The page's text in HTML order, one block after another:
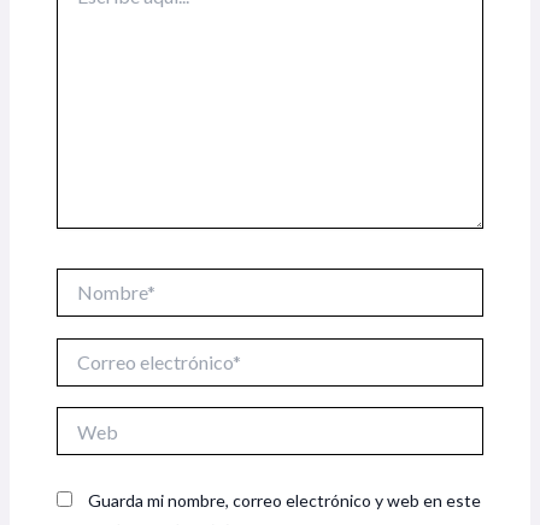
electrónico*
Guarda mi nombre, correo electrónico y web en este